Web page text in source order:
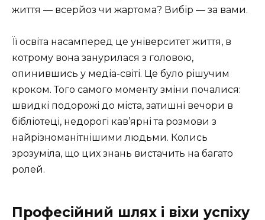
життя — всерйоз чи жартома? Вибір — за вами.
Її освіта насамперед це університет життя, в
котрому вона занурилася з головою,
опинившись у медіа-світі. Це було рішучим
кроком. Того самого моменту зміни почалися:
швидкі подорожі до міста, затишні вечори в
бібліотеці, недорогі кав’ярні та розмови з
найрізноманітнішими людьми. Колись
зрозуміла, що цих знань вистачить на багато
ролей.
Професійний шлях і віхи успіху